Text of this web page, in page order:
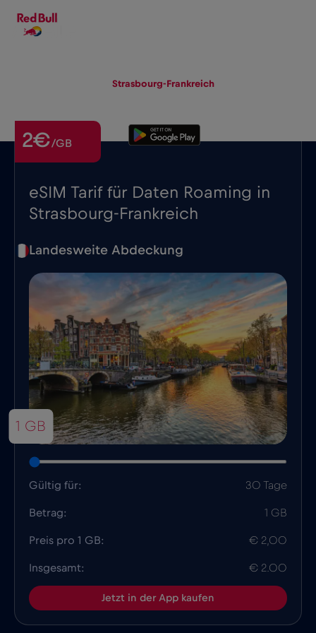
Strasbourg-Frankreich
eSIM Tarif für Daten Roaming in
Strasbourg-Frankreich
2€/GB
Landesweite Abdeckung
1 GB
Gültig für: 30 Tage
Betrag: 1 GB
Preis pro 1 GB: € 2,00
Insgesamt: € 2.00
Jetzt in der App kaufen